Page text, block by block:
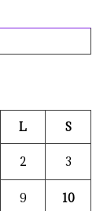
L S
2 3
9 10